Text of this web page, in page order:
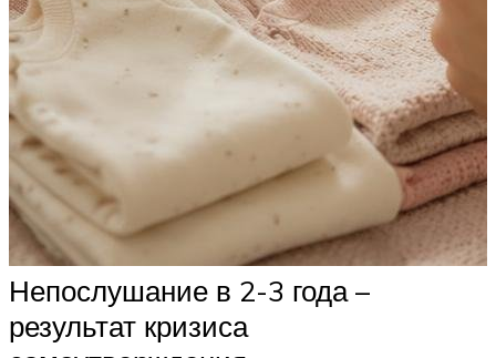
Непослушание в 2-3 года –
результат кризиса